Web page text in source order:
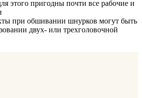
этого пригодны почти все рабочие и
при обшивании шнурков могут быть
двух- или трехголовочной